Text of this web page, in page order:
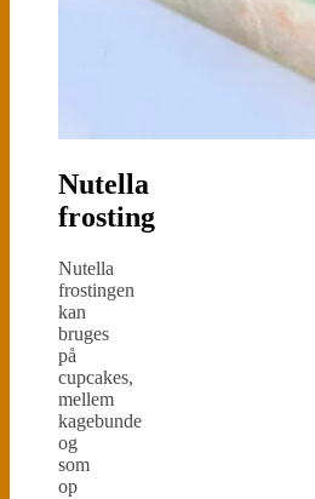
Nutella
frosting
Nutella
frostingen
kan
bruges
på
cupcakes,
mellem
kagebunde
og
som
op